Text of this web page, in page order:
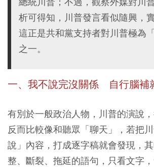
析可得知，川普發言看似隨興，
這正是共和黨支持者對川普極為
之一。
一、我不說完沒關係 自行腦補
有別於一般政治人物，川普的演說
反而比較像和聽眾「聊天」，若把
說」內容，打成逐字稿就會發現，
整、斷裂、拖延的語句，只看文字